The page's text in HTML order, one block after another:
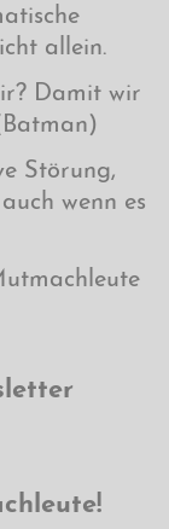
allein.
Damit wir
Störung,
wenn es